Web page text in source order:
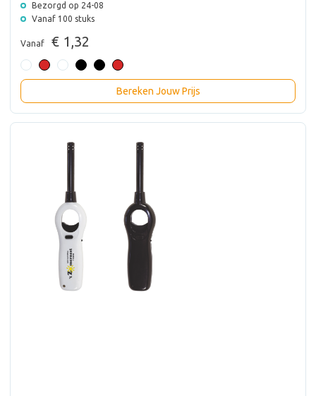
Bezorgd op 24-08
Vanaf 100 stuks
Vanaf € 1,32
Bereken Jouw Prijs